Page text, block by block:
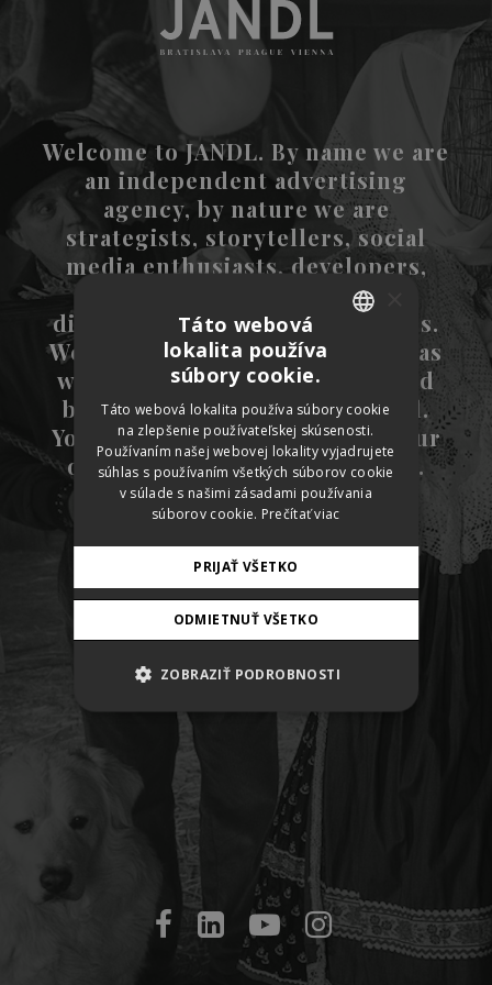
Welcome to JANDL. By name we are
an independent advertising
agency, by nature we are
strategists, storytellers, social
media enthusiasts, developers,
dreamers, visual artists,
digitalists, thinkers, and makers.
We were born in Bratislava
, but as
we love to break boundaries and
borders, we went international.
You can also visit us in one of our
offices fromPragueorVienna .
GERMAN
ENGLISH
Táto webová
lokalita používa
súbory cookie.
Táto webová lokalita používa súbory cookie
na zlepšenie používateľskej skúsenosti.
Používaním našej webovej lokality vyjadrujete
súhlas s používaním všetkých súborov cookie
v súlade s našimi zásadami používania
súborov cookie. Prečítať viac
PRIJAŤ VŠETKO
ODMIETNUŤ VŠETKO
ZOBRAZIŤ PODROBNOSTI